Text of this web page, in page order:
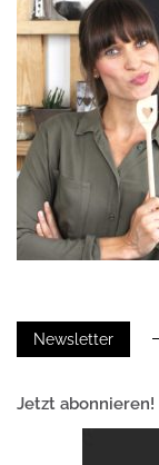
Newsletter
Jetzt abonnieren!